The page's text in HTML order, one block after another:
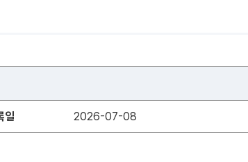
일 2026-07-08